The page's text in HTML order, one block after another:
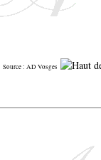
Source : AD Vosges